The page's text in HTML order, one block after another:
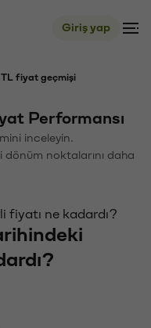
Giriş yap
fiyat geçmişi
Performansı
inceleyin.
dönüm noktalarını daha
fiyatı ne kadardı?